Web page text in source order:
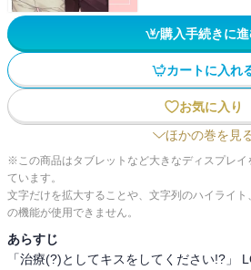
購入手続きに
カートに入れ
お気に入り
ほかの巻を見
※この商品はタブレットなど大きなディスプレイ
ています。
文字だけを拡大することや、文字列のハイライ
の機能が使用できません。
あらすじ
「治療(?)としてキスをしてください!?」